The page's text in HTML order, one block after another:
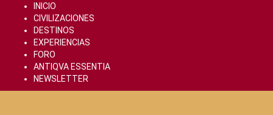
content
INICIO
CIVILIZACIONES
DESTINOS
EXPERIENCIAS
FORO
ANTIQVA ESSENTIA
NEWSLETTER